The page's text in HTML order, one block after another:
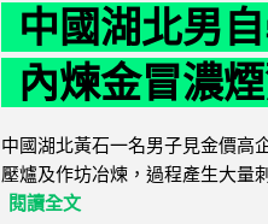
中國湖北男
內煉金冒濃
中國湖北黃石一名男子見金價高
壓爐及作坊冶煉，過程產生大量
閱讀全文